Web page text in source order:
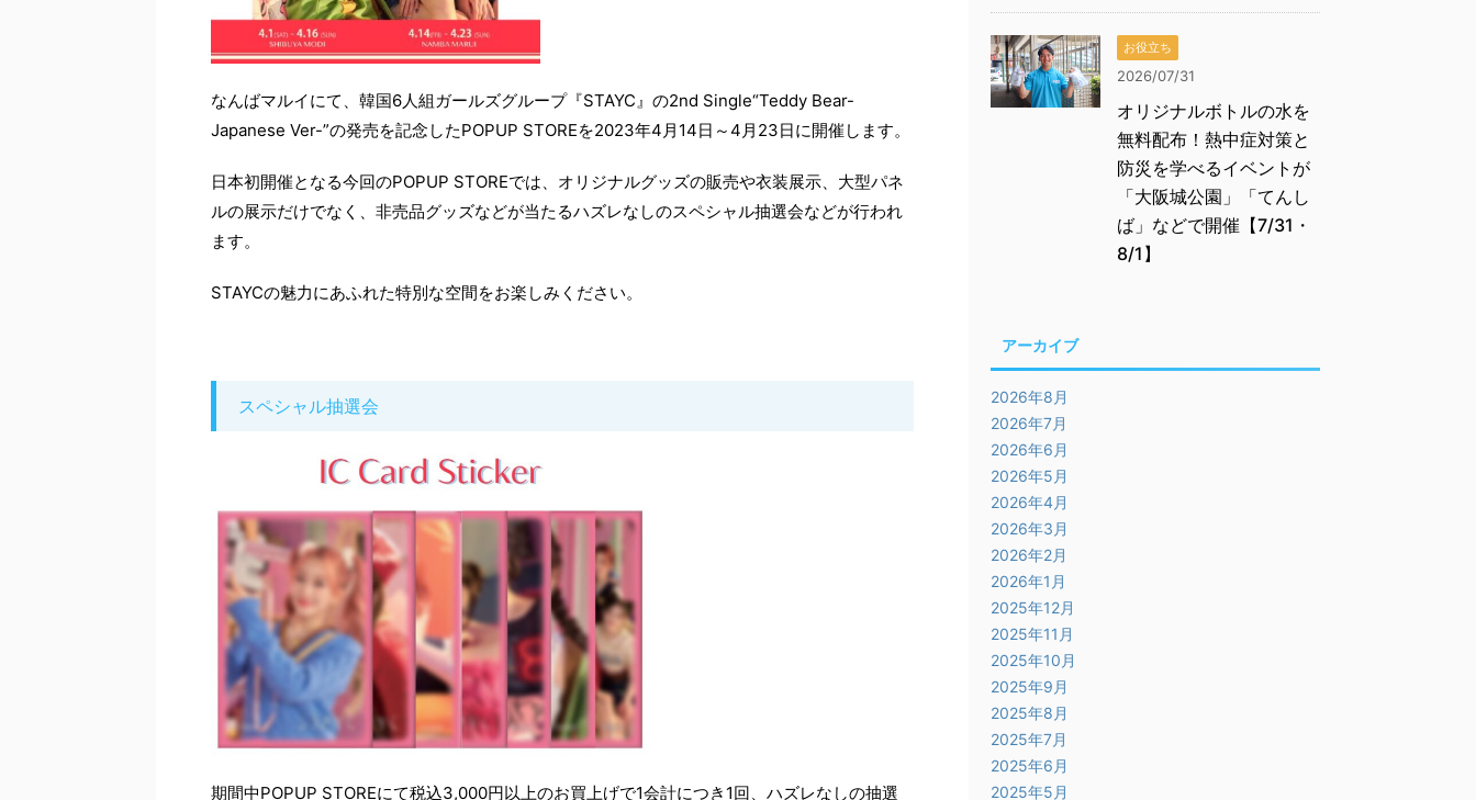
なんばマルイにて、韓国6人組ガールズグループ『STAYC』の2nd Single“Teddy Bear-
Japanese Ver-”の発売を記念したPOPUP STOREを2023年4月14日～4月23日に開催します。
日本初開催となる今回のPOPUP STOREでは、オリジナルグッズの販売や衣装展示、大型パネ
ルの展示だけでなく、非売品グッズなどが当たるハズレなしのスペシャル抽選会などが行われ
ます。
STAYCの魅力にあふれた特別な空間をお楽しみください。
スペシャル抽選会
期間中POPUP STOREにて税込3,000円以上のお買上げで1会計につき1回、ハズレなしの抽選
お役立ち
2026/07/31
オリジナルボトルの水を
無料配布！熱中症対策と
防災を学べるイベントが
「大阪城公園」「てんし
ば」などで開催【7/31・
8/1】
アーカイブ
2026年8月
2026年7月
2026年6月
2026年5月
2026年4月
2026年3月
2026年2月
2026年1月
2025年12月
2025年11月
2025年10月
2025年9月
2025年8月
2025年7月
2025年6月
2025年5月